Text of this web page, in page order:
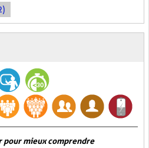
pour mieux comprendre